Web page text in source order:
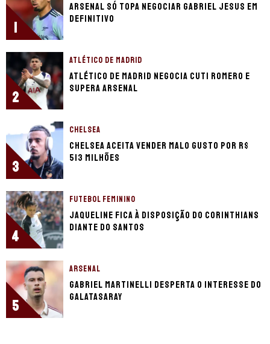
1
Arsenal só topa negociar Gabriel Jesus em
definitivo
2
ATLÉTICO DE MADRID
Atlético de Madrid negocia Cuti Romero e
supera Arsenal
3
CHELSEA
Chelsea aceita vender Malo Gusto por R$
513 milhões
4
FUTEBOL FEMININO
Jaqueline fica à disposição do Corinthians
diante do Santos
5
ARSENAL
Gabriel Martinelli desperta o interesse do
Galatasaray